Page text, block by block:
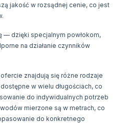
jakość w rozsądnej cenie, co jest
— dzięki specjalnym powłokom,
na działanie czynników
znajdują się różne rodzaje
w wielu długościach, co
do indywidualnych potrzeb
mierzone są w metrach, co
do konkretnego